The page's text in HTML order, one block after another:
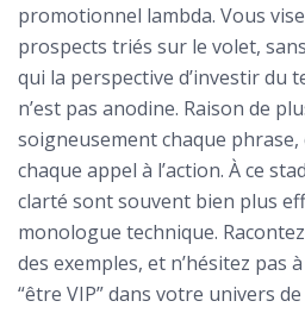
promotionnel lambda. Vous
prospects triés sur le volet,
qui la perspective d’investir du
n’est pas anodine. Raison de
soigneusement chaque
chaque appel à l’action. À ce
clarté sont souvent bien plus
monologue technique.
des exemples, et n’hésitez pas
“être VIP” dans votre univers